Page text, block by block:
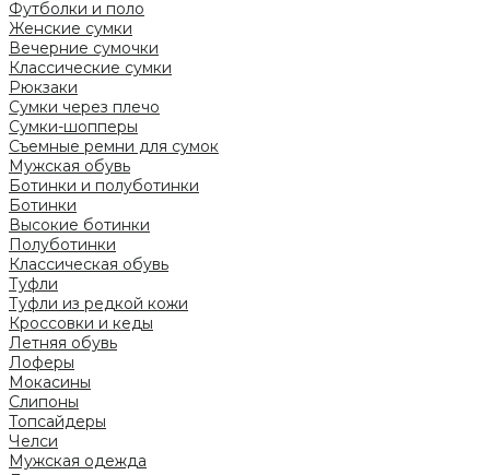
Футболки и поло
Женские сумки
Вечерние сумочки
Классические сумки
Рюкзаки
Сумки через плечо
Сумки-шопперы
Съемные ремни для сумок
Мужская обувь
Ботинки и полуботинки
Ботинки
Высокие ботинки
Полуботинки
Классическая обувь
Туфли
Туфли из редкой кожи
Кроссовки и кеды
Летняя обувь
Лоферы
Мокасины
Слипоны
Топсайдеры
Челси
Мужская одежда